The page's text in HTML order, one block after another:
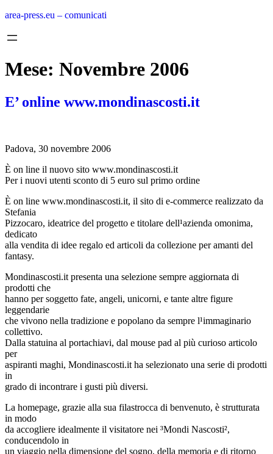
Vai
contenuto
area-press.eu – comunicati
Mese: Novembre 2006
E’ online www.mondinascosti.it
Padova, 30 novembre 2006
È on line il nuovo sito www.mondinascosti.it
Per i nuovi utenti sconto di 5 euro sul primo ordine
È on line www.mondinascosti.it, il sito di e-commerce realizzato da
Stefania
Pizzocaro, ideatrice del progetto e titolare dell¹azienda omonima,
dedicato
alla vendita di idee regalo ed articoli da collezione per amanti del
fantasy.
Mondinascosti.it presenta una selezione sempre aggiornata di
prodotti che
hanno per soggetto fate, angeli, unicorni, e tante altre figure
leggendarie
che vivono nella tradizione e popolano da sempre l¹immaginario
collettivo.
Dalla statuina al portachiavi, dal mouse pad al più curioso articolo
per
aspiranti maghi, Mondinascosti.it ha selezionato una serie di prodotti
in
grado di incontrare i gusti più diversi.
La homepage, grazie alla sua filastrocca di benvenuto, è strutturata
in modo
da accogliere idealmente il visitatore nei ³Mondi Nascosti²,
conducendolo in
un viaggio nella dimensione del sogno, della memoria e di ritorno